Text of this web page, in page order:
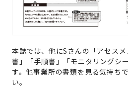
本誌では、他にSさんの「アセス
書」「手順書」「モニタリングシ
す。他事業所の書類を見る気持ち
い。